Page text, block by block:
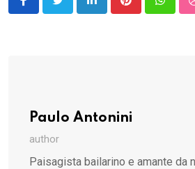
LinkedInPinterest
Paulo Antonini
author
Paisagista bailarino e amante da